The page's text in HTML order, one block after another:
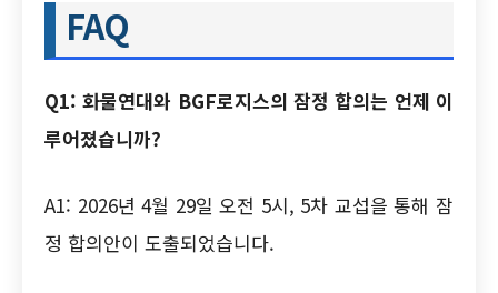
FAQ
Q1: 화물연대와 BGF로지스의 잠정 합의는 언제 이
루어졌습니까?
A1: 2026년 4월 29일 오전 5시, 5차 교섭을 통해 잠
정 합의안이 도출되었습니다.